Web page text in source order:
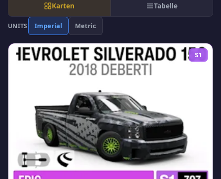
Karten Tabelle
UNITS Imperial Metric
S1